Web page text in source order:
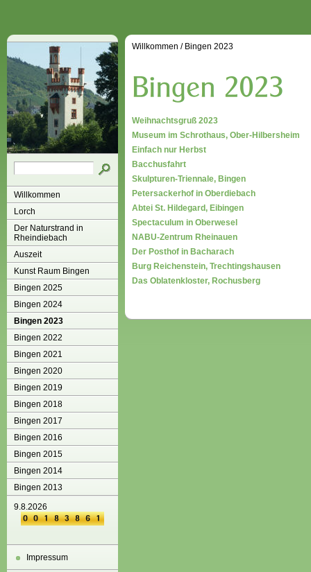
Willkommen
Lorch
Der Naturstrand in
Rheindiebach
Auszeit
Kunst Raum Bingen
Bingen 2025
Bingen 2024
Bingen 2023
Bingen 2022
Bingen 2021
Bingen 2020
Bingen 2019
Bingen 2018
Bingen 2017
Bingen 2016
Bingen 2015
Bingen 2014
Bingen 2013
9.8.2026
Impressum
Willkommen / Bingen 2023
Weihnachtsgruß 2023
Museum im Schrothaus, Ober-Hilbersheim
Einfach nur Herbst
Bacchusfahrt
Skulpturen-Triennale, Bingen
Petersackerhof in Oberdiebach
Abtei St. Hildegard, Eibingen
Spectaculum in Oberwesel
NABU-Zentrum Rheinauen
Der Posthof in Bacharach
Burg Reichenstein, Trechtingshausen
Das Oblatenkloster, Rochusberg